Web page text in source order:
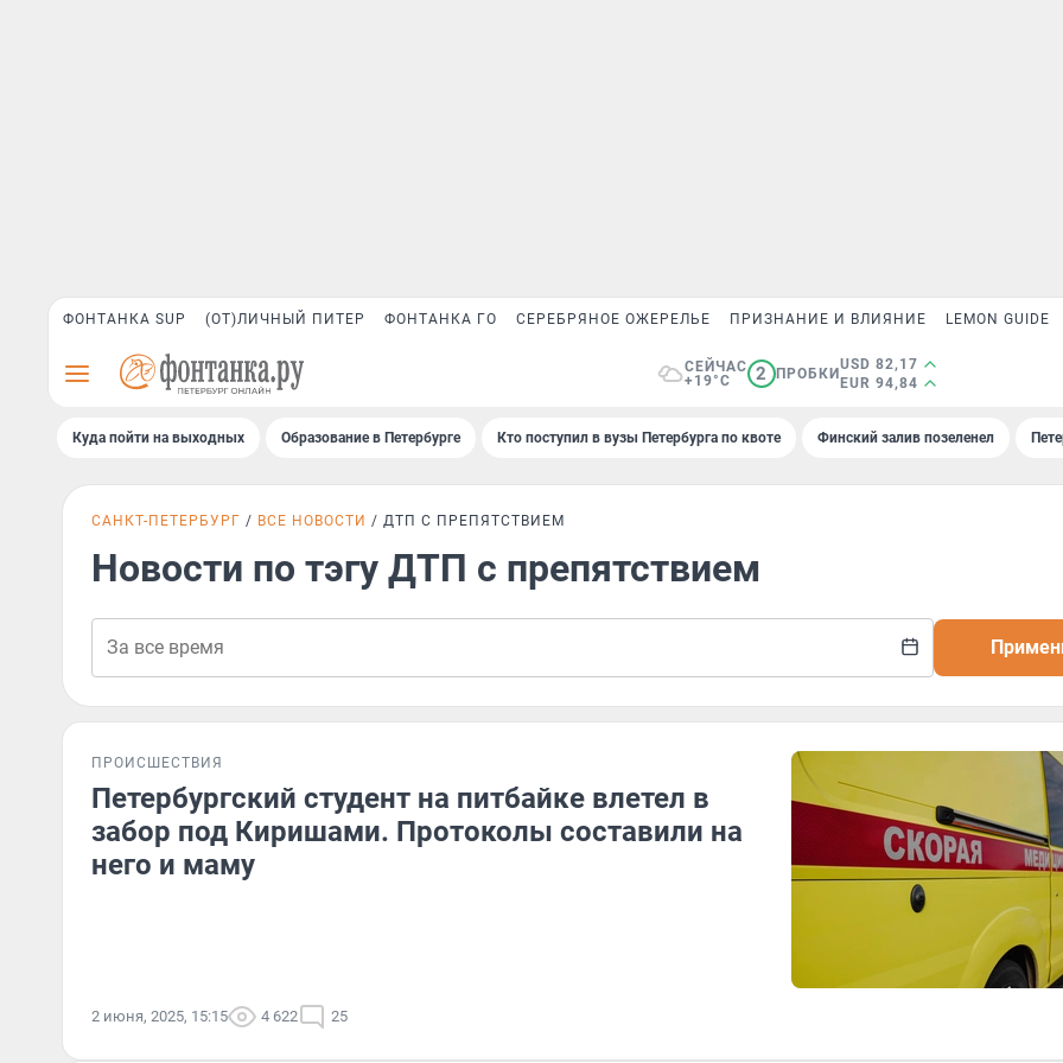
ФОНТАНКА SUP (ОТ)ЛИЧНЫЙ ПИТЕР ФОНТАНКА ГО СЕРЕБРЯНОЕ ОЖЕРЕЛЬЕ ПРИЗНАНИЕ И ВЛИЯНИЕ LEMON GUIDE
СЕЙЧАС
+19°C
2 ПРОБКИ
USD 82,17
EUR 94,84
Куда пойти на выходных Образование в Петербурге Кто поступил в вузы Петербурга по квоте Финский залив позеленел
САНКТ-ПЕТЕРБУРГ ВСЕ НОВОСТИ ДТП С ПРЕПЯТСТВИЕМ
Новости по тэгу ДТП с препятствием
ПРОИСШЕСТВИЯ
Петербургский студент на питбайке влетел в
забор под Киришами. Протоколы составили на
него и маму
2 июня, 2025, 15:15 4 622 25